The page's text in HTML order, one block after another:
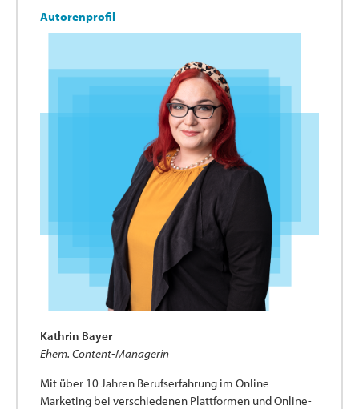
Autorenprofil
Kathrin Bayer
Ehem. Content-Managerin
Mit über 10 Jahren Berufserfahrung im Online
Marketing bei verschiedenen Plattformen und Online-